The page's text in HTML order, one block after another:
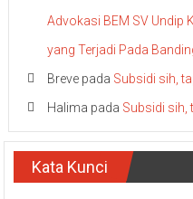
Advokasi BEM SV Undip
yang Terjadi Pada
Brevepada Subsidi sih,
Halima pada Subsidi sih,
Kata Kunci